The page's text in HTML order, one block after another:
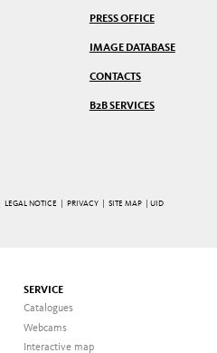
PRESS OFFICE
IMAGE DATABASE
CONTACTS
B2B SERVICES
LEGAL NOTICE |PRIVACY |SITE MAP
| UID
SERVICE
Catalogues
Webcams
Interactive map